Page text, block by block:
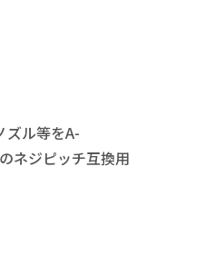
ズル等をA-
ネジピッチ互換用